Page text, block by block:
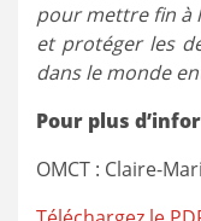
pour mettre fin à
et protéger les
dans le monde
Pour plus
OMCT : Claire-